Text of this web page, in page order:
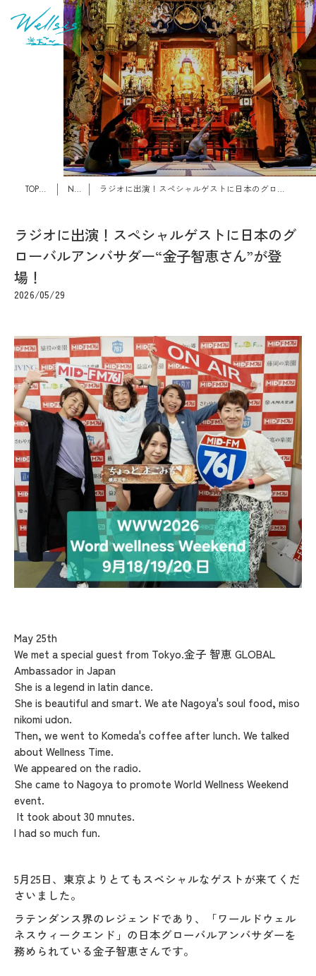
TOPページ News ラジオに出演！スペシャルゲストに日本のグローバルアンバサダー“金子智恵さん”が登場！
ラジオに出演！スペシャルゲストに日本のグ
ローバルアンバサダー“金子智恵さん”が登
場！
2026/05/29
May 25th
We met a special guest from Tokyo.金子 智恵 GLOBAL
Ambassador in Japan
She is a legend in latin dance.
She is beautiful and smart. We ate Nagoya's soul food, miso
nikomi udon.
Then, we went to Komeda's coffee after lunch. We talked
about Wellness Time.
We appeared on the radio.
She came to Nagoya to promote World Wellness Weekend
event.
It took about 30 mnutes.
I had so much fun.
5月25日、東京よりとてもスペシャルなゲストが来てくだ
さいました。
ラテンダンス界のレジェンドであり、「ワールドウェル
ネスウィークエンド」の日本グローバルアンバサダーを
務められている金子智恵さんです。